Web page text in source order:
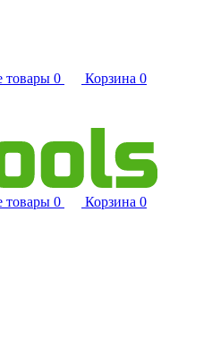
товары 0 Корзина 0
товары 0 Корзина 0